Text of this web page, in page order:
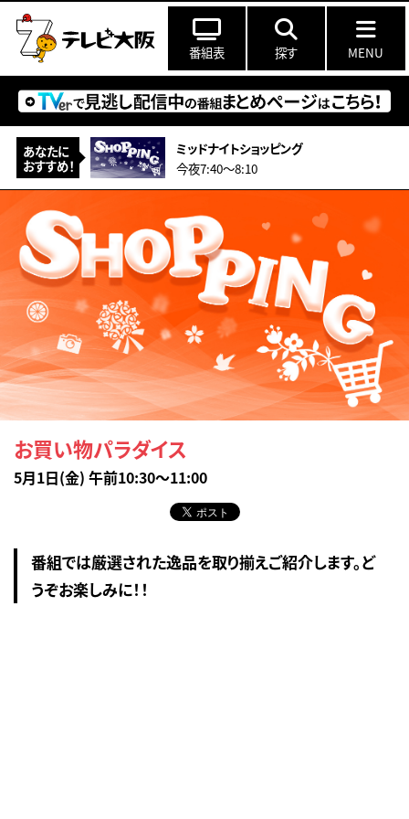
番組表 探す MENU
あなたに
おすすめ！
ミッドナイトショッピング
今夜7:40〜8:10
お買い物パラダイス
5月1日(金) 午前10:30～11:00
番組では厳選された逸品を取り揃えご紹介します。ど
うぞお楽しみに！！